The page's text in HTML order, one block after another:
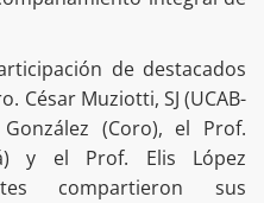
de destacados
César Muziotti, SJ (UCAB-
(Coro), el Prof.
y el Prof. Elis López
compartieron sus